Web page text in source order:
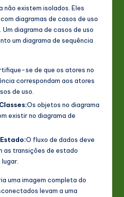
não existem isolados. Eles
diagramas de casos de uso
diagrama de casos de uso
um diagrama de sequência
se de que os atores no
correspondam aos atores
de uso.
Os objetos no diagrama
existir no diagrama de
O fluxo de dados deve
as transições de estado
uma imagem completa do
levam a uma